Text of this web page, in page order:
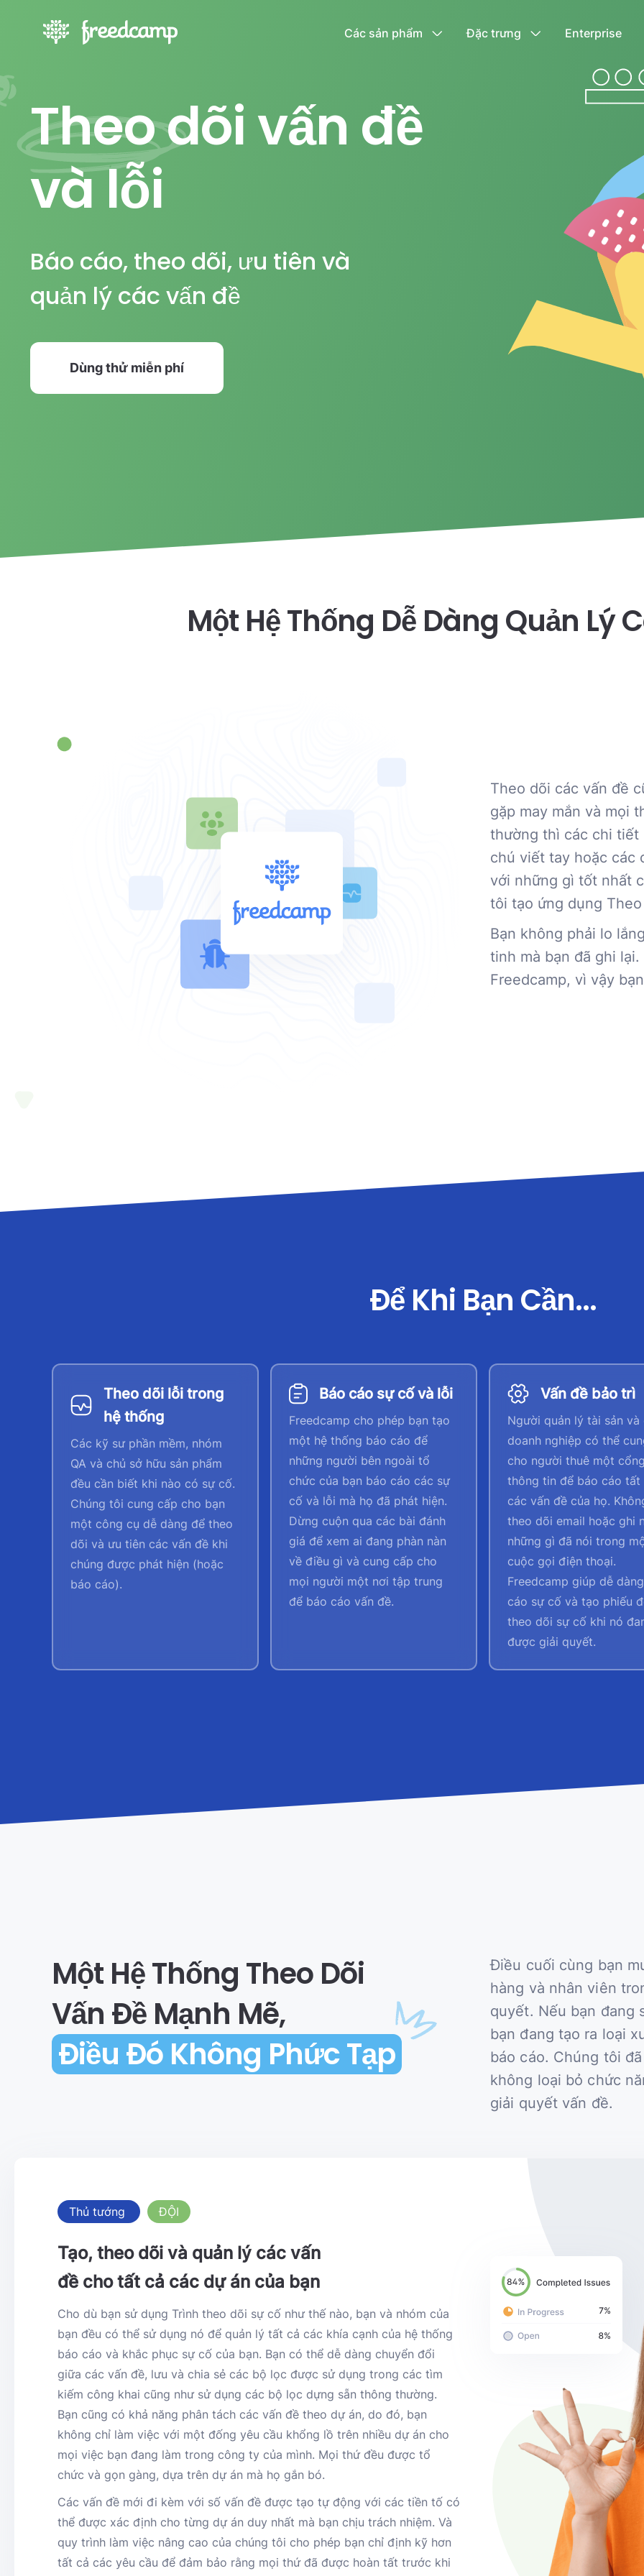
Các sản phẩm Đặc trưng Enterprise
Theo dõi vấn đề
và lỗi
Báo cáo, theo dõi, ưu tiên và
quản lý các vấn đề
Dùng thử miễn phí
Một Hệ Thống Dễ Dàng Quản Lý
Theo dõi các vấn đề
gặp may mắn và mọi
thường thì các chi tiết
chú viết tay hoặc các
với những gì tốt nhất
tôi tạo ứng dụng
Bạn không phải lo
tinh mà bạn đã ghi
Freedcamp, vì vậy
Để Khi Bạn Cần...
Theo dõi lỗi trong
hệ thống
Các kỹ sư phần mềm, nhóm
QA và chủ sở hữu sản phẩm
đều cần biết khi nào có sự cố.
Chúng tôi cung cấp cho bạn
một công cụ dễ dàng để theo
dõi và ưu tiên các vấn đề khi
chúng được phát hiện (hoặc
báo cáo).
Báo cáo sự cố và lỗi
Freedcamp cho phép bạn tạo
một hệ thống báo cáo để
những người bên ngoài tổ
chức của bạn báo cáo các sự
cố và lỗi mà họ đã phát hiện.
Dừng cuộn qua các bài đánh
giá để xem ai đang phàn nàn
về điều gì và cung cấp cho
mọi người một nơi tập trung
để báo cáo vấn đề.
Vấn đề bảo trì
Người quản lý tài sản và
doanh nghiệp có thể
cho người thuê một
thông tin để báo cáo tất
các vấn đề của họ.
theo dõi email hoặc ghi
những gì đã nói trong
cuộc gọi điện thoại.
Freedcamp giúp dễ
cáo sự cố và tạo phiếu
theo dõi sự cố khi nó
được giải quyết.
Một Hệ Thống Theo Dõi
Vấn Đề Mạnh Mẽ,
Điều Đó Không Phức Tạp
Điều cuối cùng bạn
hàng và nhân viên
quyết. Nếu bạn đang
bạn đang tạo ra loại
báo cáo. Chúng tôi
không loại bỏ chức
giải quyết vấn đề.
Thủ tướng ĐỘI
Tạo, theo dõi và quản lý các vấn
đề cho tất cả các dự án của bạn
Cho dù bạn sử dụng Trình theo dõi sự cố như thế nào, bạn và nhóm của
bạn đều có thể sử dụng nó để quản lý tất cả các khía cạnh của hệ thống
báo cáo và khắc phục sự cố của bạn. Bạn có thể dễ dàng chuyển đổi
giữa các vấn đề, lưu và chia sẻ các bộ lọc được sử dụng trong các tìm
kiếm công khai cũng như sử dụng các bộ lọc dựng sẵn thông thường.
Bạn cũng có khả năng phân tách các vấn đề theo dự án, do đó, bạn
không chỉ làm việc với một đống yêu cầu khổng lồ trên nhiều dự án cho
mọi việc bạn đang làm trong công ty của mình. Mọi thứ đều được tổ
chức và gọn gàng, dựa trên dự án mà họ gắn bó.
Các vấn đề mới đi kèm với số vấn đề được tạo tự động với các tiền tố có
thể được xác định cho từng dự án duy nhất mà bạn chịu trách nhiệm. Và
quy trình làm việc nâng cao của chúng tôi cho phép bạn chỉ định kỹ hơn
tất cả các yêu cầu để đảm bảo rằng mọi thứ đã được hoàn tất trước khi